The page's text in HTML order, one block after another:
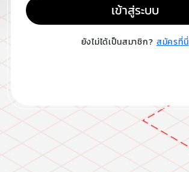
เข้าสู่ระบบ
ยังไม่ได้เป็นสมาชิก? สมัครที่นี่